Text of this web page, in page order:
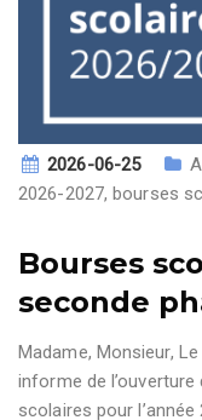
2026-06-25
2026-2027,bourses
Bourses
seconde
Madame, Monsieur,
informe de
scolaires pour